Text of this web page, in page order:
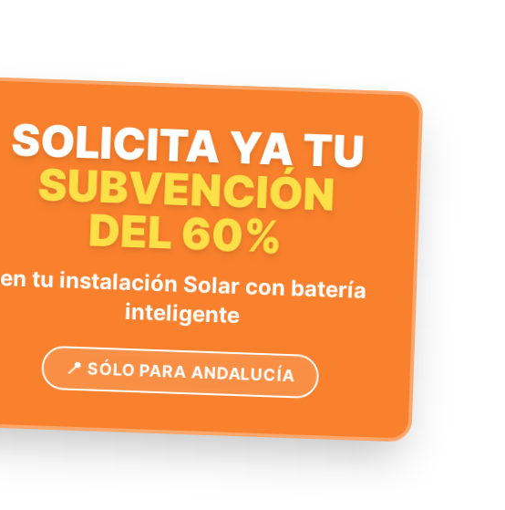
SOLICITA YA TU
SUBVENCIÓN
DEL 60%
en tu instalación Solar con batería
inteligente
📍 SÓLO PARA ANDALUCÍA